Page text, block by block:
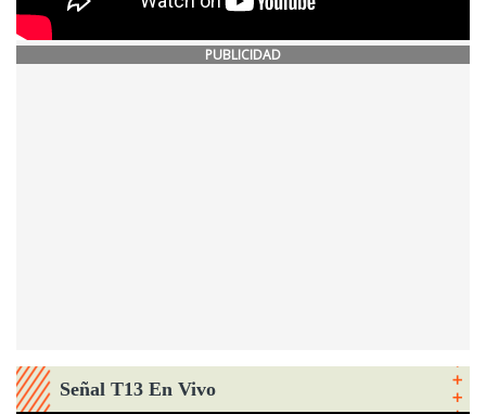
PUBLICIDAD
Señal T13 En Vivo